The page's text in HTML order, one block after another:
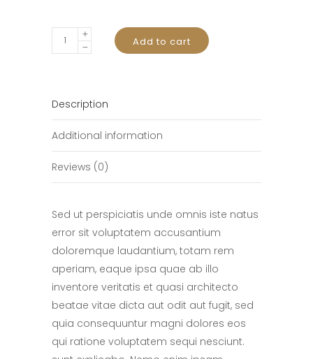
Best
Camera
Add to cart
Description
Additional information
Reviews (0)
Sed ut perspiciatis unde omnis iste natus
error sit voluptatem accusantium
doloremque laudantium, totam rem
aperiam, eaque ipsa quae ab illo
inventore veritatis et quasi architecto
beatae vitae dicta aut odit aut fugit, sed
quia consequuntur magni dolores eos
qui ratione voluptatem sequi nesciunt.